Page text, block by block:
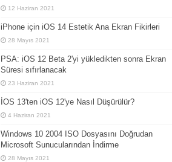
12 Haziran 2021
iPhone için iOS 14 Estetik Ana Ekran Fikirleri
28 Mayıs 2021
PSA: iOS 12 Beta 2'yi yükledikten sonra Ekran
Süresi sıfırlanacak
23 Haziran 2021
İOS 13'ten iOS 12'ye Nasıl Düşürülür?
4 Haziran 2021
Windows 10 2004 ISO Dosyasını Doğrudan
Microsoft Sunucularından İndirme
28 Mayıs 2021